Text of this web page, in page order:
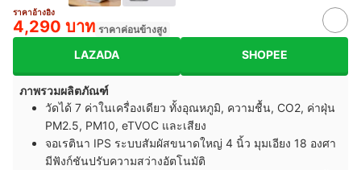
ราคาอ้างอิง
4,290 บาท ราคาค่อนข้างสูง
LAZADA SHOPEE
ภาพรวมผลิตภัณฑ์
วัดได้ 7 ค่าในเครื่องเดียว ทั้งอุณหภูมิ, ความชื้น, CO2, ค่าฝุ่น
PM2.5, PM10, eTVOC และเสียง
จอเรตินา IPS ระบบสัมผัสขนาดใหญ่ 4 นิ้ว มุมเอียง 18 องศา
มีฟังก์ชันปรับความสว่างอัตโนมัติ